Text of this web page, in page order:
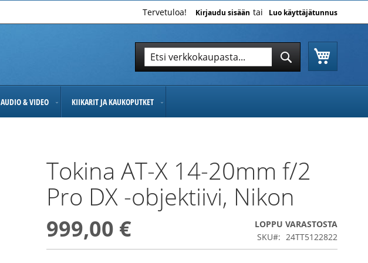
Tervetuloa! Kirjaudu sisään Luo käyttäjätunnus
Hae
AUDIO & VIDEO KIIKARIT JA KAUKOPUTKET
Tokina AT-X 14-20mm f/2
Pro DX -objektiivi, Nikon
999,00 €
LOPPU VARASTOSTA
SKU
24TT5122822